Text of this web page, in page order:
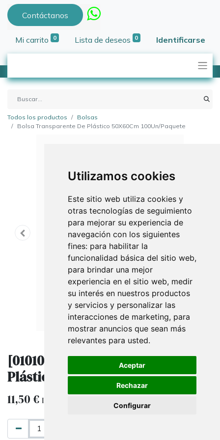
Utilizamos cookies
Este sitio web utiliza cookies y
otras tecnologías de seguimiento
para mejorar su experiencia de
navegación con los siguientes
fines: para habilitar la
funcionalidad básica del sitio web,
para brindar una mejor
experiencia en el sitio web, medir
su interés en nuestros productos
y servicios y personalizar las
interacciones de marketing, para
mostrar anuncios que sean más
relevantes para usted.
Aceptar
Rechazar
Configurar
Contáctanos
Mi carrito 0 Lista de deseos 0 Identificarse
Todos los productos
Bolsas
Bolsa Transparente De Plástico 50X60Cm 100Un/Paquete
[010107] Bolsa Transparente De
Plástico 50X60Cm 100Un/Paquete
11,50€ IVA excluido